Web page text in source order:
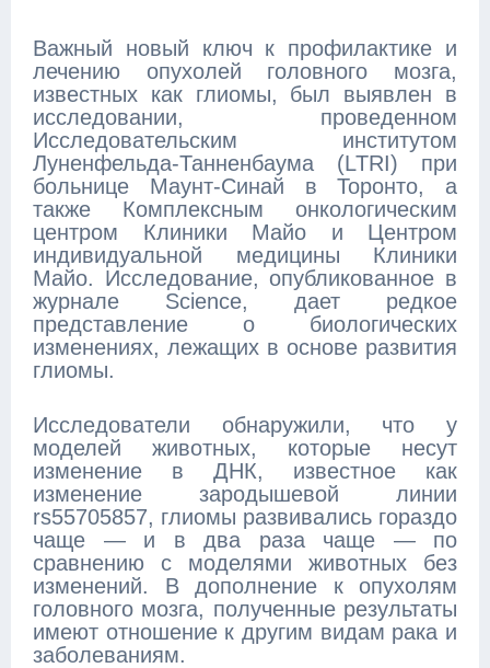
Важный новый ключ к профилактике и
лечению опухолей головного мозга,
известных как глиомы, был выявлен в
исследовании, проведенном
Исследовательским институтом
Луненфельда-Танненбаума (LTRI) при
больнице Маунт-Синай в Торонто, а
также Комплексным онкологическим
центром Клиники Майо и Центром
индивидуальной медицины Клиники
Майо. Исследование, опубликованное в
журнале Science, дает редкое
представление о биологических
изменениях, лежащих в основе развития
глиомы.
Исследователи обнаружили, что у
моделей животных, которые несут
изменение в ДНК, известное как
изменение зародышевой линии
rs55705857, глиомы развивались гораздо
чаще — и в два раза чаще — по
сравнению с моделями животных без
изменений. В дополнение к опухолям
головного мозга, полученные результаты
имеют отношение к другим видам рака и
заболеваниям.